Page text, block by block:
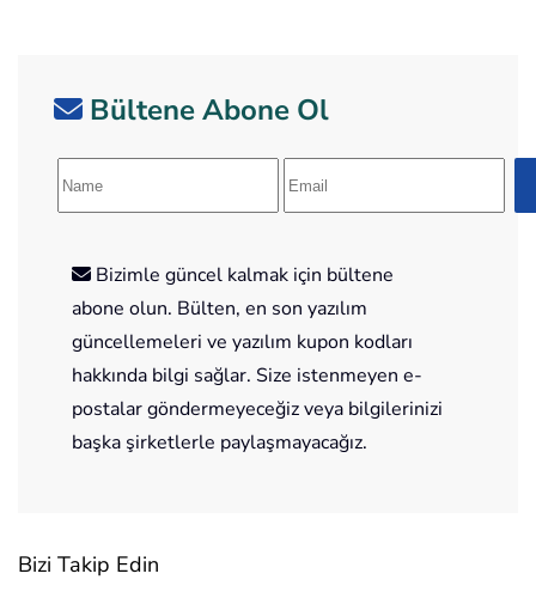
Bültene Abone Ol
Bizimle güncel kalmak için bültene
abone olun. Bülten, en son yazılım
güncellemeleri ve yazılım kupon kodları
hakkında bilgi sağlar. Size istenmeyen e-
postalar göndermeyeceğiz veya bilgilerinizi
başka şirketlerle paylaşmayacağız.
Bizi Takip Edin